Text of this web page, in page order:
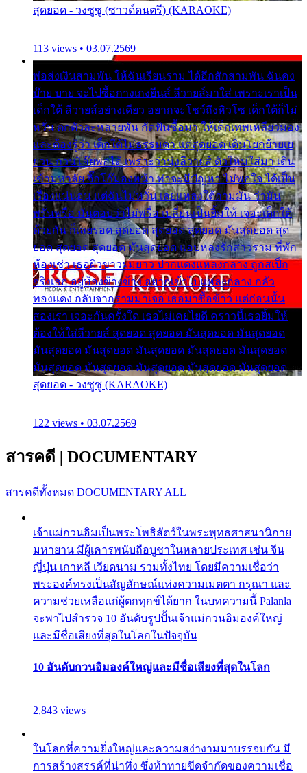
สุดยอด - วงซูซู (ซาวด์ดนตรี) (KARAOKE)
113 views • 03.07.2569
พ่อส่งเงินสามพัน ให้ฉันเรียนราม ได้อีกสักสามพัน ฉันคง
บ๊าย บาย จะไปซื้อกางเกงยีนส์ ลีวายส์มาใส่ เพราะเราเป็น
เด็กใต้ ลีวายส์อย่างเดียว อยากจะโชว์ถึงหิวโซ เด็กใต้ก็ไม่
หวั่น ตกตัวละหลายพัน กัดฟันซื้อมา ให้เด็กเทพเหลียวมอง
และต้องรู้ว่า เด็กใต้ไม่ธรรมดา แต่สุดยอด เดินโยกย้ายเย
ยวน กวนโอ๊ยพอได้ เพราะว่านุ่งลีวายส์ ตัวใหม่ใส่มา เดิน
เข้ามหาลัย จิ๊กโก๊มองหน้า ท่าจะมีปัญหา ไม่พอใจ ได้เป็น
เรื่องแน่นอน แต่ฉันไม่หวั่น เลยแหลงใต้ถามมัน ว่ามัน
พรั่นพรือ มันตอบว่าไม่พรื่อ เปลี่ยนเป็นยิ้มให้ เจอะเด็กใต้
ด้วยกัน ก็เลยรอด สุดยอด สุดยอด สุดยอด มันสุดยอด สุด
ยอด สุดยอด สุดยอด มันสุดยอด แอบหลงรักสาวราม ที่พัก
ห้องเช่า เธอผิวขาวผมยาว ปากแดงแหลงกลาง ถูกสเป็ก
จริงเธอ อยู่ห้องข้างข้าง อยากเข้าไปแหลงกลาง กลัว
ทองแดง กลับจากรามมาเจอ เธอมาซื้อข้าว แต่ก่อนนั้น
สองเรา เจอะกันครั้งใด เธอไม่เคยไยดี คราวนี้เธอยิ้มให้
ต้องให้ใส่ลีวายส์ สุดยอด สุดยอด มันสุดยอด มันสุดยอด
มันสุดยอด มันสุดยอด มันสุดยอด มันสุดยอด มันสุดยอด
มันสุดยอด มันสุดยอด มันสุดยอด มันสุดยอด มันสุดยอด
สุดยอด - วงซูซู (KARAOKE)
122 views • 03.07.2569
สารคดี | DOCUMENTARY
สารคดีทั้งหมด DOCUMENTARY ALL
เจ้าแม่กวนอิมเป็นพระโพธิสัตว์ในพระพุทธศาสนานิกาย
มหายาน มีผู้เคารพนับถือบูชาในหลายประเทศ เช่น จีน
ญี่ปุ่น เกาหลี เวียดนาม รวมทั้งไทย โดยมีความเชื่อว่า
พระองค์ทรงเป็นสัญลักษณ์แห่งความเมตตา กรุณา และ
ความช่วยเหลือแก่ผู้ตกทุกข์ได้ยาก ในบทความนี้ Palanla
จะพาไปสำรวจ 10 อันดับรูปปั้นเจ้าแม่กวนอิมองค์ใหญ่
และมีชื่อเสียงที่สุดในโลกในปัจจุบัน
10 อันดับกวนอิมองค์ใหญ่และมีชื่อเสียงที่สุดในโลก
2,843 views
ในโลกที่ความยิ่งใหญ่และความสง่างามมาบรรจบกัน มี
การสร้างสรรค์ที่น่าทึ่ง ซึ่งท้าทายขีดจำกัดของความเชื่อ